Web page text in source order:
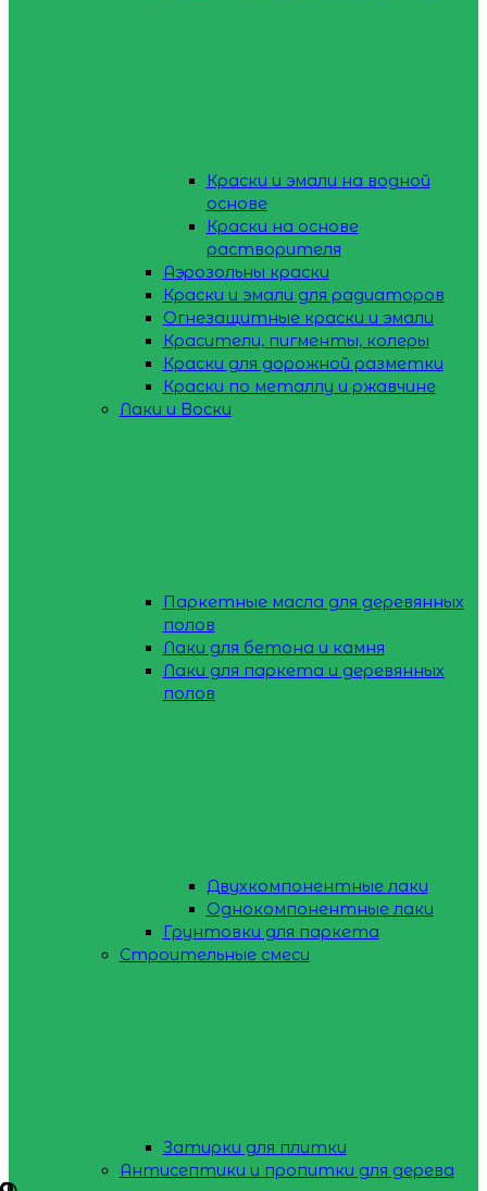
Краски и эмали на водной
основе
Краски на основе
растворителя
Аэрозольны краски
Краски и эмали для радиаторов
Огнезащитные краски и эмали
Красители, пигменты, колеры
Краски для дорожной разметки
Краски по металлу и ржавчине
Лаки и Воски
Паркетные масла для деревянных
полов
Лаки для бетона и камня
Лаки для паркета и деревянных
полов
Двухкомпонентные лаки
Однокомпонентные лаки
Грунтовки для паркета
Строительные смеси
Затирки для плитки
Антисептики и пропитки для дерева